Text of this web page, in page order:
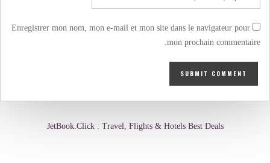
Enregistrer mon nom, mon e-mail et mon site dans le navigateur pour
mon prochain commentaire.
JetBook.Click : Travel, Flights & Hotels Best Deals